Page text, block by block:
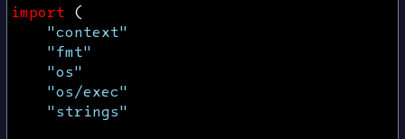
import (
"context"
"fmt"
"os"
"os/exec"
"strings"